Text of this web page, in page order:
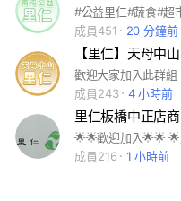
#公益里仁#蔬食#超
成員451
20 分鐘前
【里仁】天母中山
成員243
4 小時前
里仁板橋中正店
成員216
1 小時前